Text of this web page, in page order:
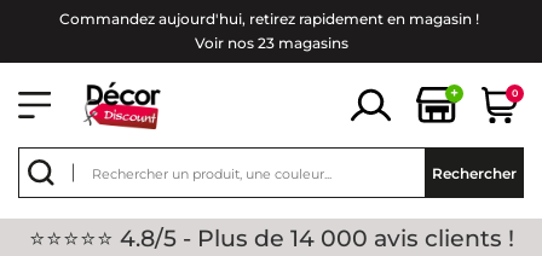
Commandez aujourd'hui, retirez rapidement en magasin !
Voir nos 23 magasins
+ 0
Rechercher
⭐⭐⭐⭐⭐ 4.8/5 - Plus de 14 000 avis clients !